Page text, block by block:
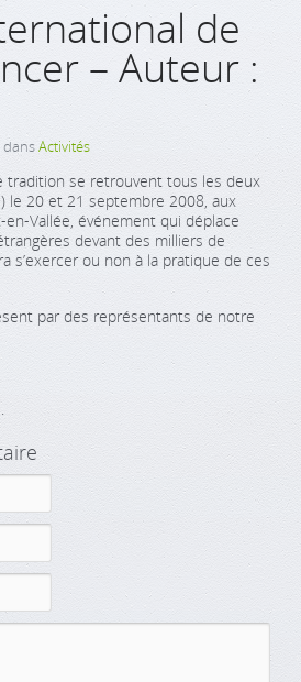
de
– Auteur :
dansActivités
tradition se retrouvent tous les deux
le 20 et 21 septembre 2008, aux
Vallée, événement qui déplace
devant des milliers de
s’exercer ou non à la pratique de ces
par des représentants de notre